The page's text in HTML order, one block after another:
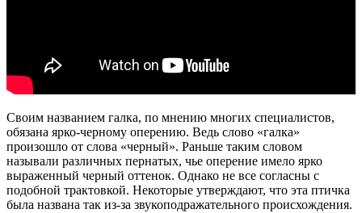
Своим названием галка, по мнению многих специалистов,
обязана ярко-черному оперению. Ведь слово «галка»
произошло от слова «черный». Раньше таким словом
называли различных пернатых, чье оперение имело ярко
выраженный черный оттенок. Однако не все согласны с
подобной трактовкой. Некоторые утверждают, что эта птичка
была названа так из-за звукоподражательного происхождения.